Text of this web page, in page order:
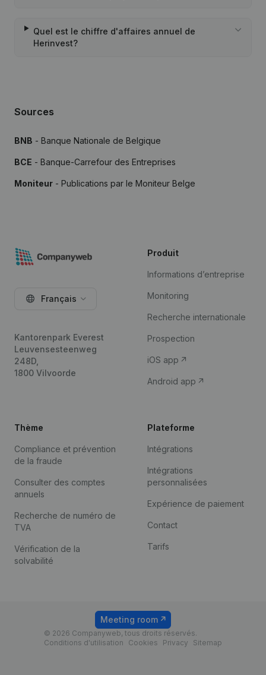
Quel est le chiffre d'affaires annuel de
Herinvest?
Sources
BNB - Banque Nationale de Belgique
BCE - Banque-Carrefour des Entreprises
Moniteur - Publications par le Moniteur Belge
Français
Kantorenpark Everest
Leuvensesteenweg
248D,
1800 Vilvoorde
Produit
Informations d’entreprise
Monitoring
Recherche internationale
Prospection
iOS app
Android app
Thème
Compliance et prévention
de la fraude
Consulter des comptes
annuels
Recherche de numéro de
TVA
Vérification de la
solvabilité
Plateforme
Intégrations
Intégrations
personnalisées
Expérience de paiement
Contact
Tarifs
© 2026 Companyweb, tous droits réservés.
Conditions d'utilisation
Cookies Privacy Sitemap
Meeting room